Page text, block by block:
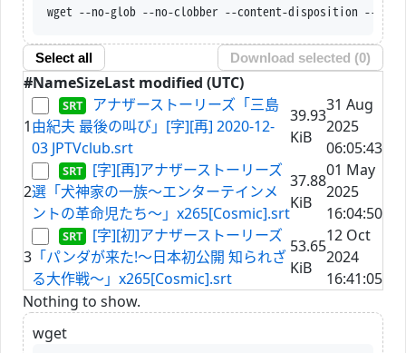
wget --no-glob --no-clobber --content-disposition --trust-server-names --iri
Select all Download selected (0)
#NameSizeLast modified (UTC)
1
アナザーストーリーズ「三島
由紀夫 最後の叫び」[字][再] 2020-12-
03 JPTVclub.srt
39.93
KiB
31 Aug
2025
06:05:43
2
[字][再]アナザーストーリーズ
選「犬神家の一族～エンターテインメ
ントの革命児たち～」x265[Cosmic].srt
37.88
KiB
01 May
2025
16:04:50
3
[字][初]アナザーストーリーズ
「パンダが来た!～日本初公開 知られざ
る大作戦～」x265[Cosmic].srt
53.65
KiB
12 Oct
2024
16:41:05
Nothing to show.
wget